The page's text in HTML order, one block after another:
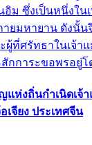
อิม ซึ่งเป็นหนึ่งใ
ยมหายาน ดังนั้น
ผู้ที่ศรัทธาในเจ้า
สักการะขอพรอยู่
แห่งถิ่นกำเนิดเจ้
จียง ประเทศจีน